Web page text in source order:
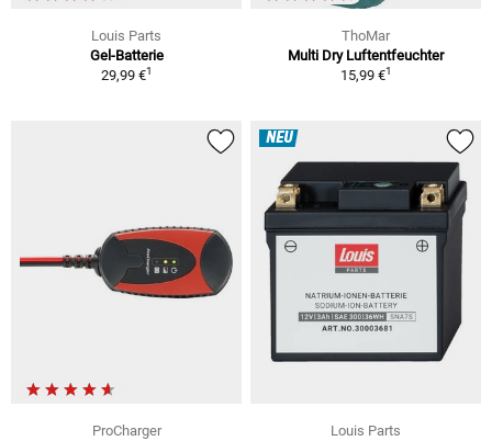
Louis Parts
Gel-Batterie
29,99 €1
ThoMar
Multi Dry Luftentfeuchter
15,99 €1
ProCharger
NEU
Louis Parts